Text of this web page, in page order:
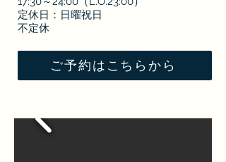
定休日：日曜祝日
不定休
ご予約はこちらから